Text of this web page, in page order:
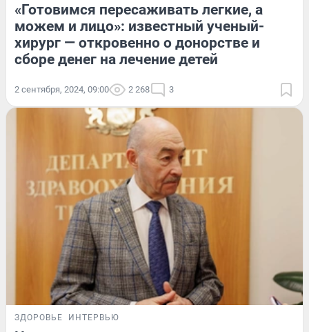
«Готовимся пересаживать легкие, а
можем и лицо»: известный ученый-
хирург — откровенно о донорстве и
сборе денег на лечение детей
2 сентября, 2024, 09:00 2 268 3
ЗДОРОВЬЕ ИНТЕРВЬЮ